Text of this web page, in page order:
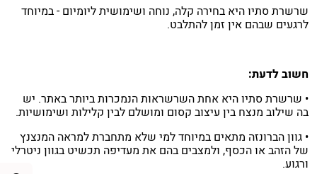
שרשרת סתיו היא בחירה קלה, נוחה ושימושית ליומיום - במיוחד
לרגעים שבהם אין זמן להתלבט.
חשוב לדעת:
• שרשרת סתיו היא אחת השרשראות הנמכרות ביותר באתר. יש
בה שילוב מנצח בין עיצוב קסום ומושלם לבין קלילות ושימושיות.
• גוון הברונזה מתאים במיוחד למי שלא מתחברת למראה המנצנץ
של הזהב או הכסף, ולמצבים בהם את מעדיפה תכשיט בגוון ניטרלי
ורגוע.